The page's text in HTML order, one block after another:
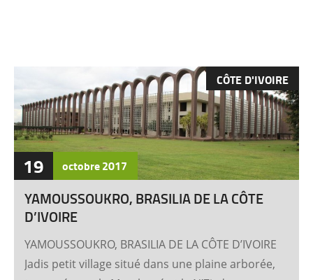
CÔTE D'IVOIRE
19 octobre2017
YAMOUSSOUKRO, BRASILIA DE LA CÔTE
D’IVOIRE
YAMOUSSOUKRO, BRASILIA DE LA CÔTE D’IVOIRE
Jadis petit village situé dans une plaine arborée,